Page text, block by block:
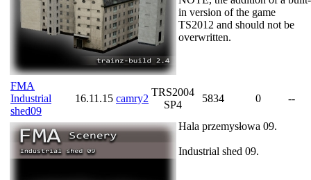
in version of the game
TS2012 and should not be
overwritten.
FMA
Industrial
shed09
16.11.15 camry2
TRS2004
SP4
5834 0 --
Hala przemysłowa 09.
Industrial shed 09.